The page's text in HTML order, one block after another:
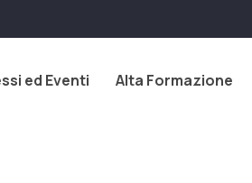
ed Eventi Alta Formazione